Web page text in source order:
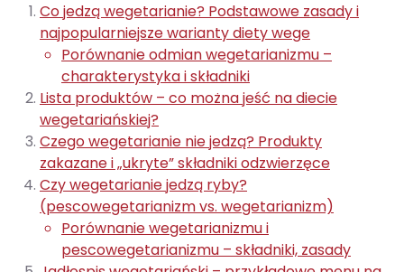
Co jedzą wegetarianie? Podstawowe zasady i
najpopularniejsze warianty diety wege
Porównanie odmian wegetarianizmu –
charakterystyka i składniki
Lista produktów – co można jeść na diecie
wegetariańskiej?
Czego wegetarianie nie jedzą? Produkty
zakazane i „ukryte” składniki odzwierzęce
Czy wegetarianie jedzą ryby?
(pescowegetarianizm vs. wegetarianizm)
Porównanie wegetarianizmu i
pescowegetarianizmu – składniki, zasady